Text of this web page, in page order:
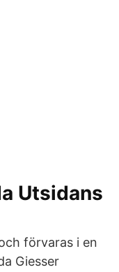
Utsidans
förvaras i en
Giesser